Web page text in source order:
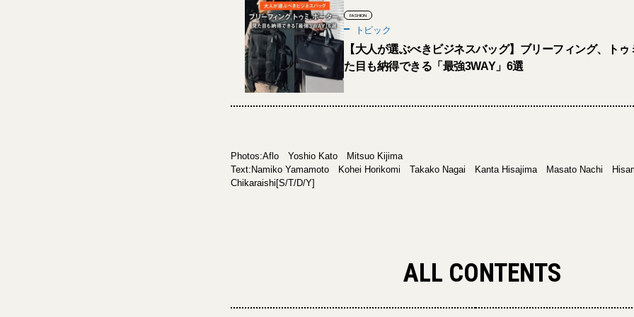
FASHION
トピック
【大人が選ぶべきビジネスバッグ】ブリーフィング、トゥ
た目も納得できる「最強3WAY」6選
Photos:Aflo Yoshio Kato Mitsuo Kijima
Text:Namiko Yamamoto Kohei Horikomi Takako Nagai Kanta Hisajima Masato Nachi
Chikaraishi[S/T/D/Y]
ALL CONTENTS